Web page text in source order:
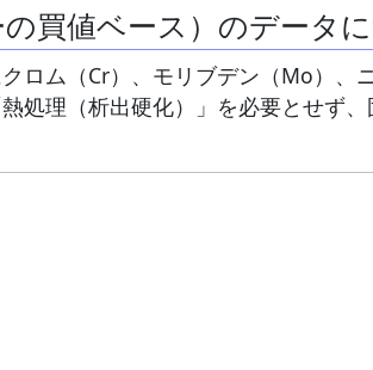
買値ベース）のデータ
ロム（Cr）、モリブデン（Mo）、
処理（析出硬化）」を必要とせず